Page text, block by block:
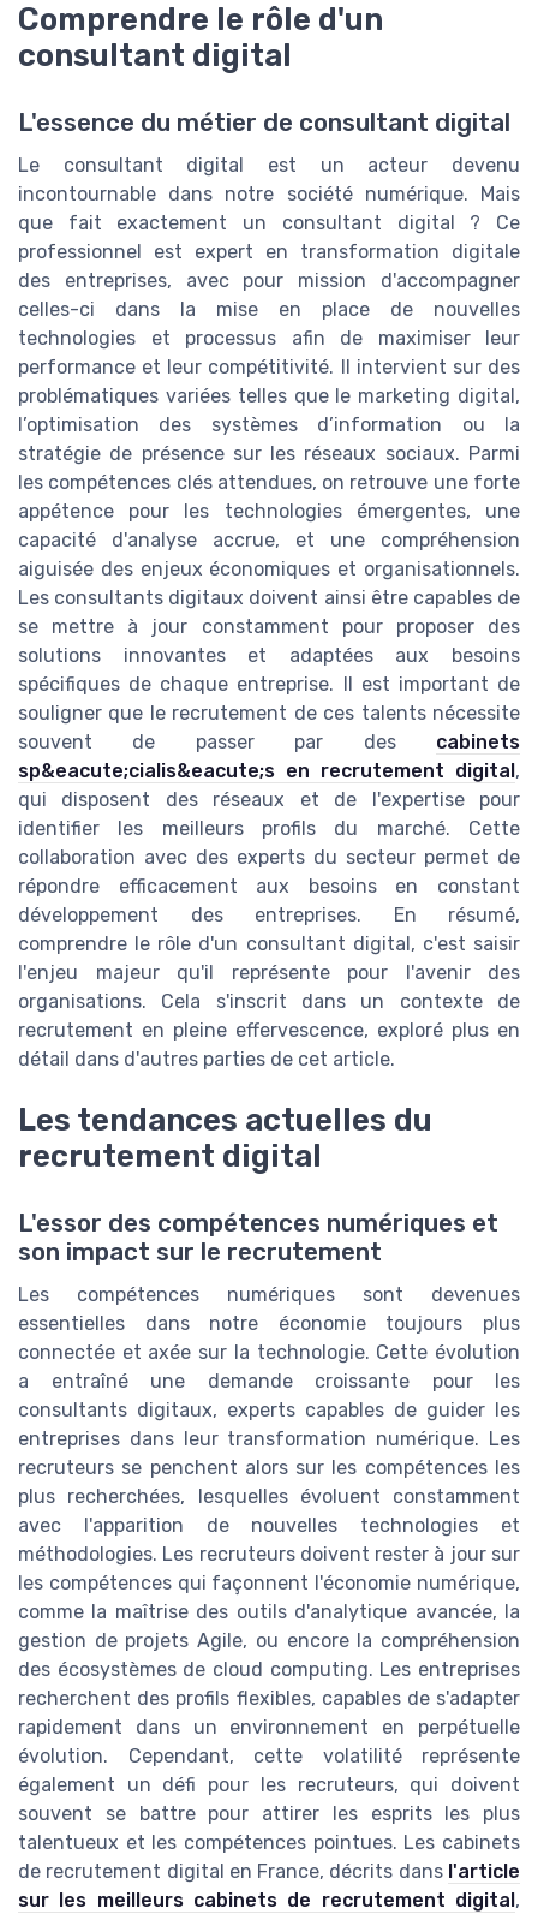
Comprendre le rôle d'un
consultant digital
L'essence du métier de consultant digital
Le consultant digital est un acteur devenu
incontournable dans notre société numérique. Mais
que fait exactement un consultant digital ? Ce
professionnel est expert en transformation digitale
des entreprises, avec pour mission d'accompagner
celles-ci dans la mise en place de nouvelles
technologies et processus afin de maximiser leur
performance et leur compétitivité. Il intervient sur des
problématiques variées telles que le marketing digital,
l’optimisation des systèmes d’information ou la
stratégie de présence sur les réseaux sociaux. Parmi
les compétences clés attendues, on retrouve une forte
appétence pour les technologies émergentes, une
capacité d'analyse accrue, et une compréhension
aiguisée des enjeux économiques et organisationnels.
Les consultants digitaux doivent ainsi être capables de
se mettre à jour constamment pour proposer des
solutions innovantes et adaptées aux besoins
spécifiques de chaque entreprise. Il est important de
souligner que le recrutement de ces talents nécessite
souvent de passer par des cabinets
sp&eacute;cialis&eacute;s en recrutement digital ,
qui disposent des réseaux et de l'expertise pour
identifier les meilleurs profils du marché. Cette
collaboration avec des experts du secteur permet de
répondre efficacement aux besoins en constant
développement des entreprises. En résumé,
comprendre le rôle d'un consultant digital, c'est saisir
l'enjeu majeur qu'il représente pour l'avenir des
organisations. Cela s'inscrit dans un contexte de
recrutement en pleine effervescence, exploré plus en
détail dans d'autres parties de cet article.
Les tendances actuelles du
recrutement digital
L'essor des compétences numériques et
son impact sur le recrutement
Les compétences numériques sont devenues
essentielles dans notre économie toujours plus
connectée et axée sur la technologie. Cette évolution
a entraîné une demande croissante pour les
consultants digitaux, experts capables de guider les
entreprises dans leur transformation numérique. Les
recruteurs se penchent alors sur les compétences les
plus recherchées, lesquelles évoluent constamment
avec l'apparition de nouvelles technologies et
méthodologies. Les recruteurs doivent rester à jour sur
les compétences qui façonnent l'économie numérique,
comme la maîtrise des outils d'analytique avancée, la
gestion de projets Agile, ou encore la compréhension
des écosystèmes de cloud computing. Les entreprises
recherchent des profils flexibles, capables de s'adapter
rapidement dans un environnement en perpétuelle
évolution. Cependant, cette volatilité représente
également un défi pour les recruteurs, qui doivent
souvent se battre pour attirer les esprits les plus
talentueux et les compétences pointues. Les cabinets
de recrutement digital en France, décrits dans l'article
sur les meilleurs cabinets de recrutement digital,